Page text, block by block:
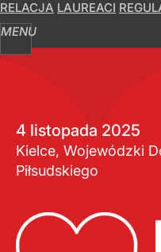
RELACJA LAUREACI
MENU
4 listopada 2025
Kielce, Wojewódzki
Piłsudskiego